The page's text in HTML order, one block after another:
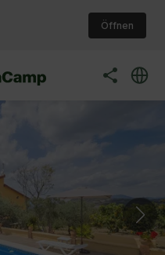
Öffnen